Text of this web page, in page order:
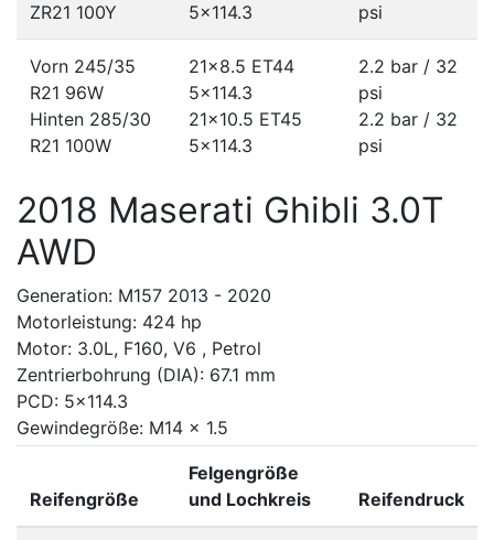
ZR21 100Y
5x114.3
psi
Vorn 245/35
R21 96W
Hinten 285/30
R21 100W
21x8.5 ET44
5x114.3
21x10.5 ET45
5x114.3
2.2 bar / 32
psi
2.2 bar / 32
psi
2018 Maserati Ghibli 3.0T
AWD
Generation: M157 2013 - 2020
Motorleistung: 424 hp
Motor: 3.0L, F160, V6 , Petrol
Zentrierbohrung (DIA): 67.1 mm
PCD: 5x114.3
Gewindegröße: M14 x 1.5
Reifengröße
Felgengröße
und Lochkreis
Reifendruck